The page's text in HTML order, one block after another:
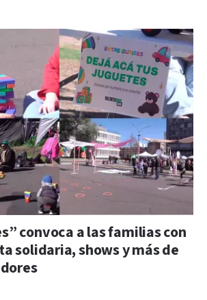
convoca a las familias con
solidaria, shows y más de